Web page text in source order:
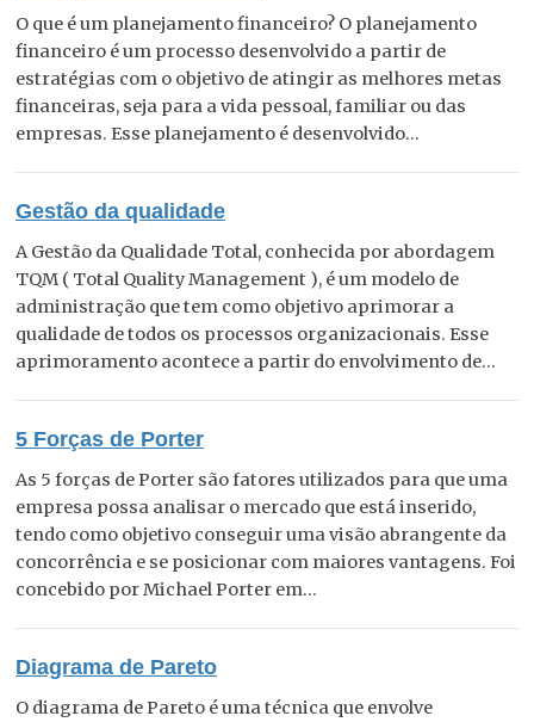
O que é um planejamento financeiro? O planejamento
financeiro é um processo desenvolvido a partir de
estratégias com o objetivo de atingir as melhores metas
financeiras, seja para a vida pessoal, familiar ou das
empresas. Esse planejamento é desenvolvido...
Gestão da qualidade
A Gestão da Qualidade Total, conhecida por abordagem
TQM ( Total Quality Management ), é um modelo de
administração que tem como objetivo aprimorar a
qualidade de todos os processos organizacionais. Esse
aprimoramento acontece a partir do envolvimento de...
5 Forças de Porter
As 5 forças de Porter são fatores utilizados para que uma
empresa possa analisar o mercado que está inserido,
tendo como objetivo conseguir uma visão abrangente da
concorrência e se posicionar com maiores vantagens. Foi
concebido por Michael Porter em...
Diagrama de Pareto
O diagrama de Pareto é uma técnica que envolve